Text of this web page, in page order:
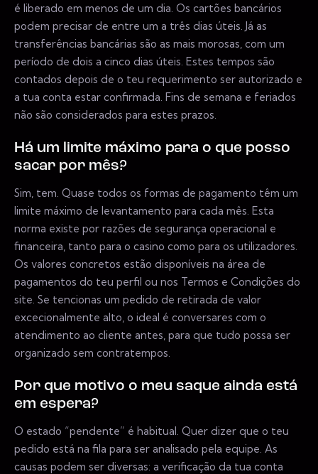
é liberado em menos de um dia. Os cartões bancários
podem precisar de entre um a três dias úteis. Já as
transferências bancárias são as mais morosas, com um
período de dois a cinco dias úteis. Estes tempos são
contados depois de o teu requerimento ser autorizado e
a tua conta estar confirmada. Fins de semana e feriados
não são considerados para estes prazos.
Há um limite máximo para o que posso
sacar por mês?
Sim, tem. Quase todos os formas de pagamento têm um
limite máximo de levantamento para cada mês. Esta
norma existe por razões de segurança operacional e
financeira, tanto para o casino como para os utilizadores.
Os valores concretos estão disponíveis na área de
pagamentos do teu perfil ou nos Termos e Condições do
site. Se tencionas um pedido de retirada de valor
excecionalmente alto, o ideal é conversares com o
atendimento ao cliente antes, para que tudo possa ser
organizado sem contratempos.
Por que motivo o meu saque ainda está
em espera?
O estado “pendente” é habitual. Quer dizer que o teu
pedido está na fila para ser analisado pela equipe. As
causas podem ser diversas: a verificação da tua conta